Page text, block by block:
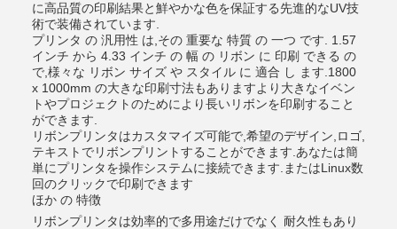
に高品質の印刷結果と鮮やかな色を保証する先進的なUV技
術で装備されています.
プリンタ の 汎用性 は,その 重要な 特質 の 一つ です. 1.57
インチ から 4.33 インチ の 幅 の リボン に 印刷 できる の
で,様々な リボン サイズ や スタイル に 適合 し ます.1800
x 1000mm の大きな印刷寸法もありますより大きなイベン
トやプロジェクトのためにより長いリボンを印刷すること
ができます.
リボンプリンタはカスタマイズ可能で,希望のデザイン,ロゴ,
テキストでリボンプリントすることができます.あなたは簡
単にプリンタを操作システムに接続できます.またはLinux数
回のクリックで印刷できます
ほか の 特徴
リボンプリンタは効率的で多用途だけでなく 耐久性もあり